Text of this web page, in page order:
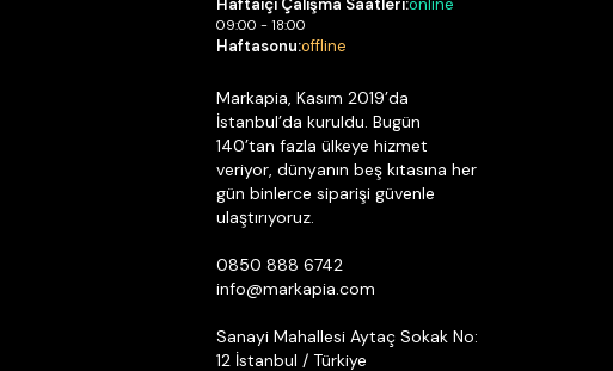
Haftaiçi Çalışma Saatleri:online
09:00 - 18:00
Haftasonu:offline
Markapia, Kasım 2019’da
İstanbul’da kuruldu. Bugün
140’tan fazla ülkeye hizmet
veriyor, dünyanın beş kıtasına her
gün binlerce siparişi güvenle
ulaştırıyoruz.
0850 888 6742
info@markapia.com
Sanayi Mahallesi Aytaç Sokak No:
12 İstanbul / Türkiye